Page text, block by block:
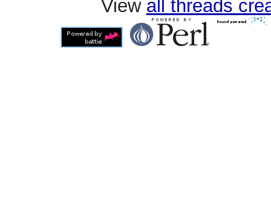
View all threads